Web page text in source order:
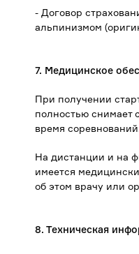
- Договор
альпинизмом
7. Медицинское
При получении
полностью снимает
время
На дистанции и на
имеется
об этом врачу или
8. Техническая